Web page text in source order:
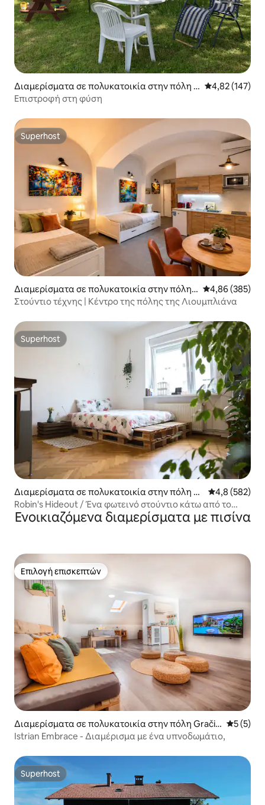
Διαμερίσματα σε πολυκατοικία στην πόλη Lj
ubljana - Dobrunje
Μέση
4,82 (147)
Επιστροφή στη φύση
Superhost
Superhost
Διαμερίσματα σε πολυκατοικία στην πόλη
Λιουμπλιάνα
Μέση
4,86 (385)
Στούντιο τέχνης | Κέντρο της πόλης της Λιουμπλιάνα
Superhost
Superhost
Διαμερίσματα σε πολυκατοικία στην πόλη Λι
ουμπλιάνα
Μέση
4,8 (582)
Robin's Hideout / Ένα φωτεινό στούντιο κάτω από το
κάστρο
Ενοικιαζόμενα διαμερίσματα με πισίνα
Επιλογή επισκεπτών
Επιλογή επισκεπτών
Διαμερίσματα σε πολυκατοικία στην πόλη Gračiš
če
Μέση
5 (5)
Istrian Embrace - Διαμέρισμα με ένα υπνοδωμάτιο,
Superhost
Superhost